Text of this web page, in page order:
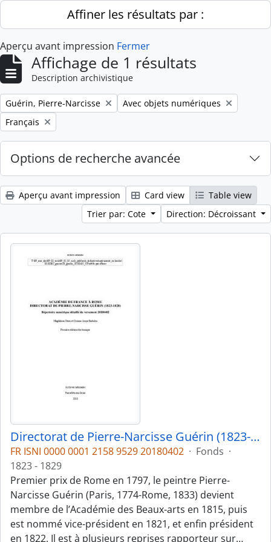
Skip to main contentAffiner les résultats par :
Aperçu avant impression Fermer
Affichage de 1 résultats
Description archivistique
Remove filter:
Guérin, Pierre-Narcisse Remove filter:
Avec objets numériques
Remove filter:
Français
Options de recherche avancée
Aperçu avant impression Card view
Table view
Trier par: Cote
Direction: Décroissant
Directorat de Pierre-Narcisse Guérin (1823-1828)
FR ISNI 0000 0001 2158 9529 20180402 · Fonds ·
1823 - 1829
Premier prix de Rome en 1797, le peintre Pierre-
Narcisse Guérin (Paris, 1774-Rome, 1833) devient
membre de l’Académie des Beaux-arts en 1815, puis
est nommé vice-président en 1821, et enfin président
en 1822. Il est à plusieurs reprises rapporteur sur…